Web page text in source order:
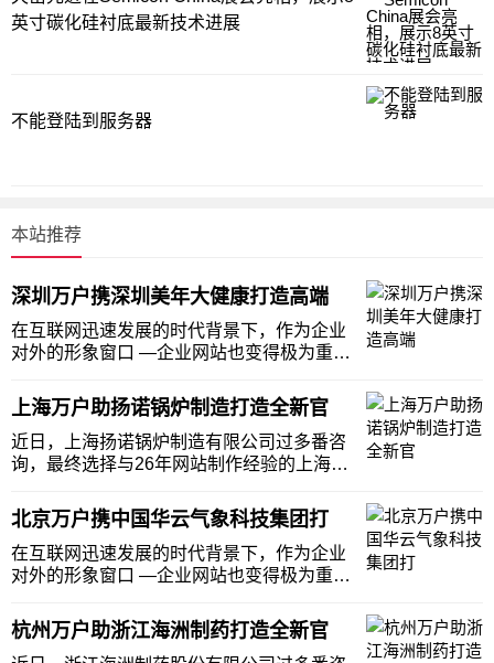
英寸碳化硅衬底最新技术进展
不能登陆到服务器
本站推荐
深圳万户携深圳美年大健康打造高端
在互联网迅速发展的时代背景下，作为企业
对外的形象窗口 —企业网站也变得极为重
伐，中小企业也越来越普及企业网站建设。
深圳美年大健康携手万户网络，在互联网营
的路上并肩作战，深圳美年大健康打造新的
形象展示窗口
上海万户助扬诺锅炉制造打造全新官
近日，上海扬诺锅炉制造有限公司过多番咨
询，最终选择与26年网站制作经验的上海万
户网络针对上海扬诺锅炉制造有限公司的特
点为此打造一站式服务平台，助力上海扬诺
锅炉制造有限公司为客户提供全方位服务。
扬诺总公司
北京万户携中国华云气象科技集团打
在互联网迅速发展的时代背景下，作为企业
对外的形象窗口 —企业网站也变得极为重
伐，中小企业也越来越普及企业网站建设。
中国华云气象科技集团有限公司携手万户网
杭州万户助浙江海洲制药打造全新官